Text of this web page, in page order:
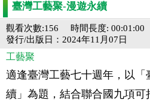
臺灣工藝聚-漫遊永續
時間長度: 00:01:00
觀看次數:156
發行/出版日：2024年11月07日
工藝聚
適逢臺灣工藝七十週年，以
續」為題，結合聯合國九項可